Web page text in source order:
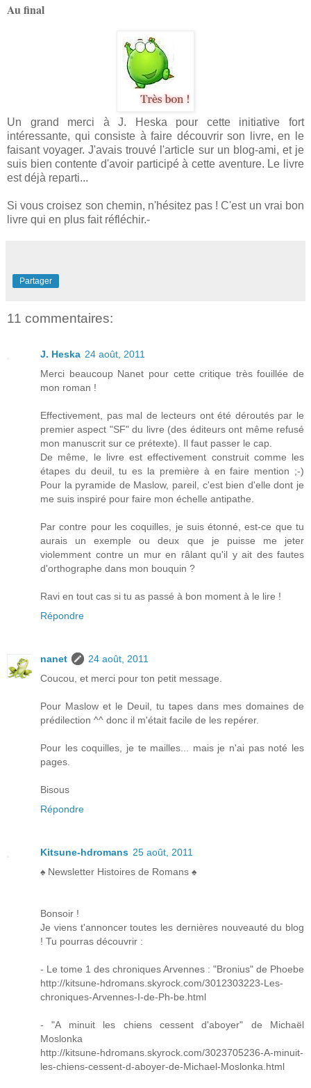
Au final
Un grand merci à J. Heska pour cette initiative fort
intéressante, qui consiste à faire découvrir son livre, en le
faisant voyager. J'avais trouvé l'article sur un blog-ami, et je
suis bien contente d'avoir participé à cette aventure. Le livre
est déjà reparti...
Si vous croisez son chemin, n'hésitez pas ! C'est un vrai bon
livre qui en plus fait réfléchir.-
Partager
11 commentaires:
J. Heska 24 août, 2011
Merci beaucoup Nanet pour cette critique très fouillée de
mon roman !
Effectivement, pas mal de lecteurs ont été déroutés par le
premier aspect "SF" du livre (des éditeurs ont même refusé
mon manuscrit sur ce prétexte). Il faut passer le cap.
De même, le livre est effectivement construit comme les
étapes du deuil, tu es la première à en faire mention ;-)
Pour la pyramide de Maslow, pareil, c'est bien d'elle dont je
me suis inspiré pour faire mon échelle antipathe.
Par contre pour les coquilles, je suis étonné, est-ce que tu
aurais un exemple ou deux que je puisse me jeter
violemment contre un mur en râlant qu'il y ait des fautes
d'orthographe dans mon bouquin ?
Ravi en tout cas si tu as passé à bon moment à le lire !
Répondre
nanet
24 août, 2011
Coucou, et merci pour ton petit message.
Pour Maslow et le Deuil, tu tapes dans mes domaines de
prédilection ^^ donc il m'était facile de les repérer.
Pour les coquilles, je te mailles... mais je n'ai pas noté les
pages.
Bisous
Répondre
Kitsune-hdromans 25 août, 2011
♠ Newsletter Histoires de Romans ♠
Bonsoir !
Je viens t'annoncer toutes les dernières nouveauté du blog
! Tu pourras découvrir :
- Le tome 1 des chroniques Arvennes : "Bronius" de Phoebe
http://kitsune-hdromans.skyrock.com/3012303223-Les-
chroniques-Arvennes-I-de-Ph-be.html
- "A minuit les chiens cessent d'aboyer" de Michaël
Moslonka
http://kitsune-hdromans.skyrock.com/3023705236-A-minuit-
les-chiens-cessent-d-aboyer-de-Michael-Moslonka.html